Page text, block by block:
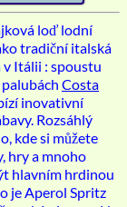
loď lodní
tradiční italská
v Itálii : spoustu
Costa
inovativní
Rozsáhlý
kde si můžete
hry a mnoho
hlavním hrdinou
je Aperol Spritz